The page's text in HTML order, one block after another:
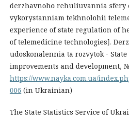
derzhavnoho rehuliuvannia sfery
vykorystanniam tekhnolohii
experience of state regulation of
of telemedicine technologies].
udoskonalennia ta rozvytok -
improvements and development,
https://www.nayka.com.ua/
006 (in Ukrainian)
The State Statistics Service of